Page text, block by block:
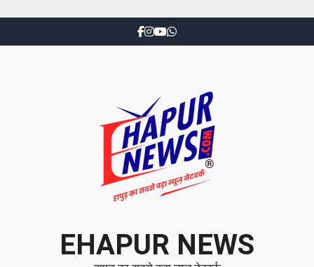
EHAPUR NEWS